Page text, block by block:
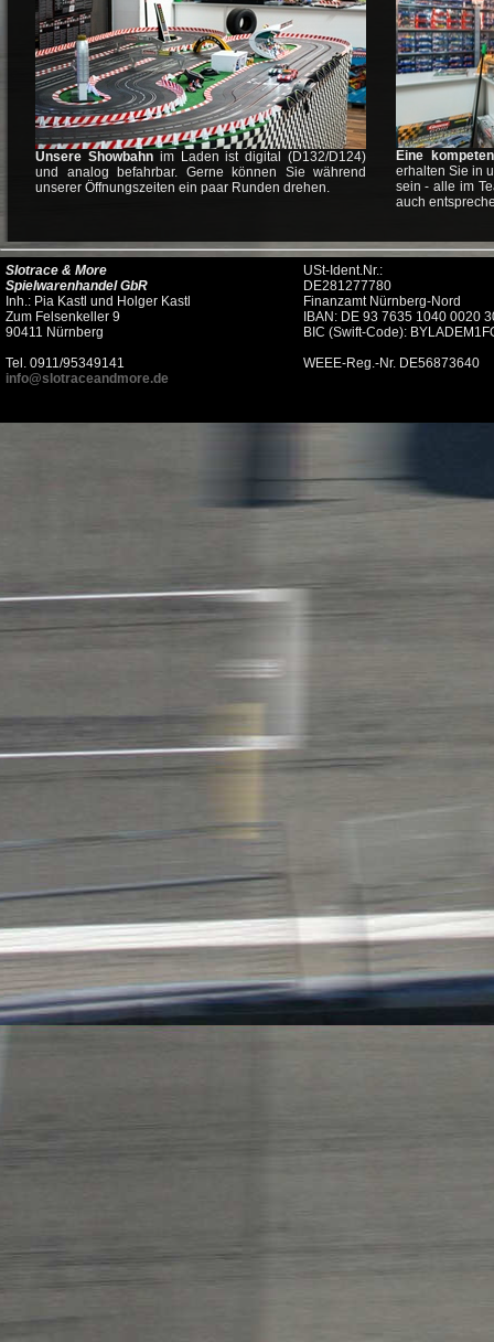
Unsere Showbahnim Laden ist digital (D132/D124)
und analog befahrbar. Gerne können Sie während
unserer Öffnungszeiten ein paar Runden drehen.
Eine
erhalten Sie in
sein - alle im
auch
Slotrace & More
Spielwarenhandel GbR
Inh.: Pia Kastl und Holger Kastl
Zum Felsenkeller 9
90411 Nürnberg
Tel. 0911/95349141
info@slotraceandmore.de
USt-Ident.Nr.:
DE281277780
Finanzamt Nürnberg-Nord
IBAN: DE 93 7635 1040 0020
BIC (Swift-Code):
WEEE-Reg.-Nr. DE56873640